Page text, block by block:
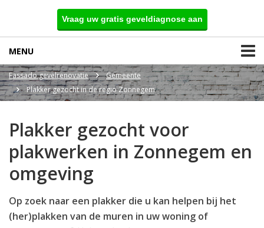
Vraag uw gratis geveldiagnose aan
MENU
Fassado gevelrenovatie
Gemeente
Plakker gezocht in de regio Zonnegem
Plakker gezocht voor
plakwerken in Zonnegem en
omgeving
Op zoek naar een plakker die u kan helpen bij het
(her)plakken van de muren in uw woning of